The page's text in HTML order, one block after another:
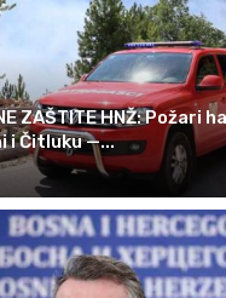
ZAŠTITE HNŽ: Požari
i Čitluku —...